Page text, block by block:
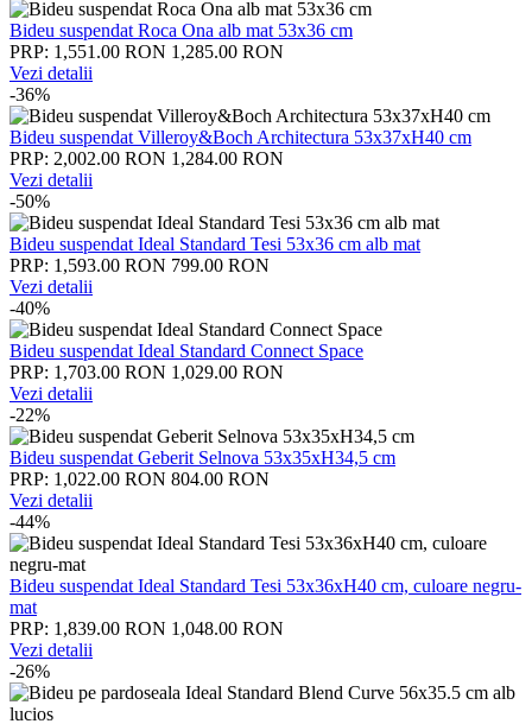
Bideu suspendat Roca Ona alb mat 53x36 cm
PRP: 1,551.00 RON 1,285.00 RON
Vezi detalii
-36%
Bideu suspendat Villeroy&Boch Architectura 53x37xH40 cm
PRP: 2,002.00 RON 1,284.00 RON
Vezi detalii
-50%
Bideu suspendat Ideal Standard Tesi 53x36 cm alb mat
PRP: 1,593.00 RON 799.00 RON
Vezi detalii
-40%
Bideu suspendat Ideal Standard Connect Space
PRP: 1,703.00 RON 1,029.00 RON
Vezi detalii
-22%
Bideu suspendat Geberit Selnova 53x35xH34,5 cm
PRP: 1,022.00 RON 804.00 RON
Vezi detalii
-44%
Bideu suspendat Ideal Standard Tesi 53x36xH40 cm, culoare negru-
mat
PRP: 1,839.00 RON 1,048.00 RON
Vezi detalii
-26%